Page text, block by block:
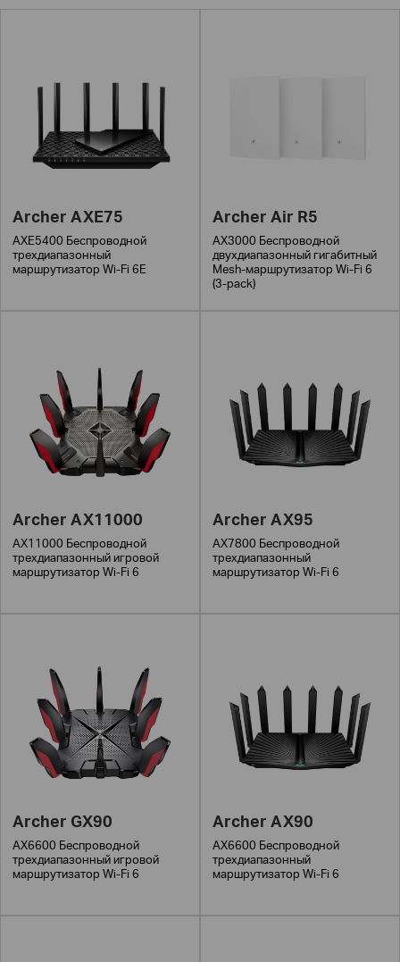
Archer AXE75
AXE5400 Беспроводной
трехдиапазонный
маршрутизатор Wi-Fi 6E
Archer Air R5
AX3000 Беспроводной
двухдиапазонный гигабитный
Mesh-маршрутизатор Wi-Fi 6
(3-pack)
Archer AX11000
AX11000 Беспроводной
трехдиапазонный игровой
маршрутизатор Wi-Fi 6
Archer AX95
AX7800 Беспроводной
трехдиапазонный
маршрутизатор Wi-Fi 6
Archer GX90
AX6600 Беспроводной
трехдиапазонный игровой
маршрутизатор Wi-Fi 6
Archer AX90
AX6600 Беспроводной
трехдиапазонный
маршрутизатор Wi-Fi 6